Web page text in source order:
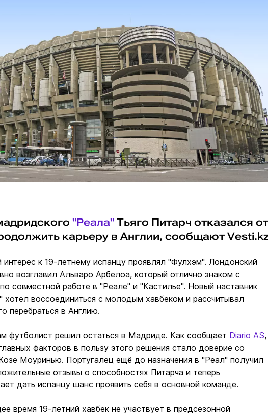
"Реала" Тьяго Питарч отказался от
карьеру в Англии, сообщают
интерес к 19-летнему испанцу проявлял "Фулхэм". Лондонский
возглавил Альваро Арбелоа, который отлично знаком с
совместной работе в "Реале" и "Кастилье". Новый наставник
хотел воссоединиться с молодым хавбеком и рассчитывал
перебраться в Англию.
футболист решил остаться в Мадриде. Как сообщает Diario AS,
факторов в пользу этого решения стало доверие со
Моуринью. Португалец ещё до назначения в "Реал" получил
отзывы о способностях Питарча и теперь
дать испанцу шанс проявить себя в основной команде.
время 19-летний хавбек не участвует в предсезонной